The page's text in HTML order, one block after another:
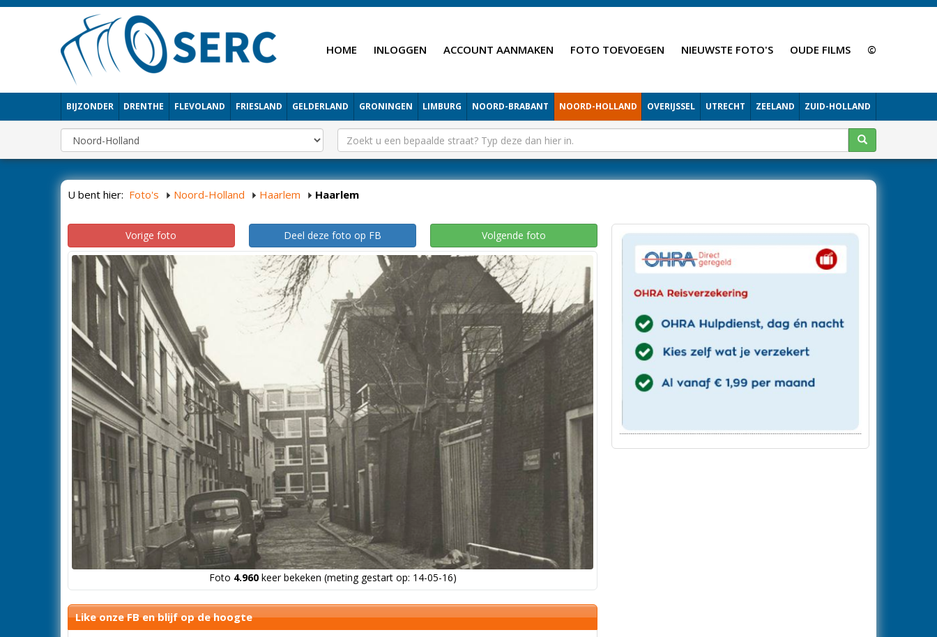
HOME INLOGGEN ACCOUNT AANMAKEN FOTO TOEVOEGEN NIEUWSTE FOTO'S OUDE FILMS ©
BIJZONDER DRENTHE FLEVOLAND FRIESLAND GELDERLAND GRONINGEN LIMBURG NOORD-BRABANT NOORD-HOLLAND OVERIJSSEL UTRECHT ZEELAND ZUID-HOLLAND
U bent hier: Foto's Noord-Holland Haarlem Haarlem
Vorige foto Deel deze foto op FB Volgende foto
Foto 4.960keer bekeken (meting gestart op: 14-05-16)
Like onze FB en blijf op de hoogte